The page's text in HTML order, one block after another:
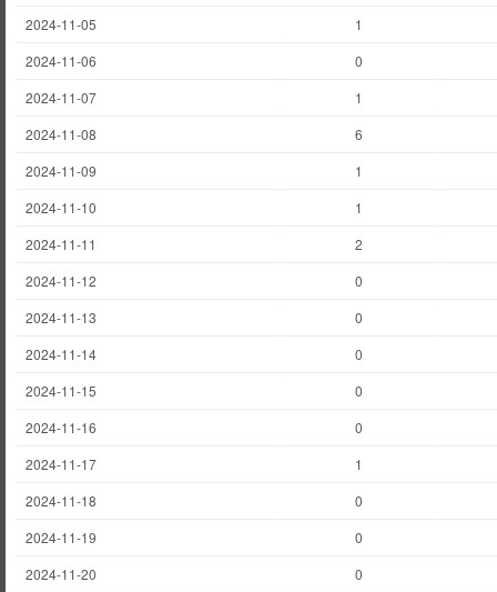
2024-11-05
1
2024-11-06
0
2024-11-07
1
2024-11-08
6
2024-11-09
1
2024-11-10
1
2024-11-11
2
2024-11-12
0
2024-11-13
0
2024-11-14
0
2024-11-15
0
2024-11-16
0
2024-11-17
1
2024-11-18
0
2024-11-19
0
2024-11-20
0